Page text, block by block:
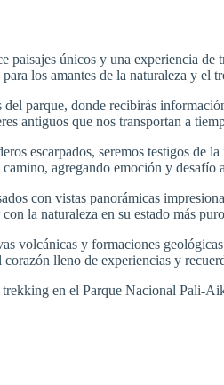
paisajes únicos y una experiencia
los amantes de la naturaleza y el
del parque, donde recibirás
antiguos que nos transportan a
escarpados, seremos testigos
agregando emoción y desafío
con vistas panorámicas
la naturaleza en su estado más
volcánicas y formaciones
lleno de experiencias y
trekking en el Parque Nacional Pali-